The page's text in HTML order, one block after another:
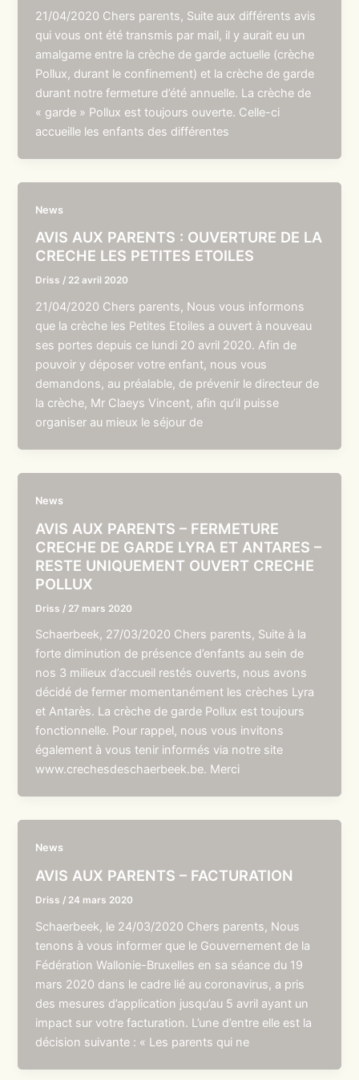
21/04/2020 Chers parents, Suite aux différents avis
qui vous ont été transmis par mail, il y aurait eu un
amalgame entre la crèche de garde actuelle (crèche
Pollux, durant le confinement) et la crèche de garde
durant notre fermeture d’été annuelle. La crèche de
« garde » Pollux est toujours ouverte. Celle-ci
accueille les enfants des différentes
News
AVIS AUX PARENTS : OUVERTURE DE LA
CRECHE LES PETITES ETOILES
Driss / 22 avril 2020
21/04/2020 Chers parents, Nous vous informons
que la crèche les Petites Etoiles a ouvert à nouveau
ses portes depuis ce lundi 20 avril 2020. Afin de
pouvoir y déposer votre enfant, nous vous
demandons, au préalable, de prévenir le directeur de
la crèche, Mr Claeys Vincent, afin qu’il puisse
organiser au mieux le séjour de
News
AVIS AUX PARENTS – FERMETURE
CRECHE DE GARDE LYRA ET ANTARES –
RESTE UNIQUEMENT OUVERT CRECHE
POLLUX
Driss / 27 mars 2020
Schaerbeek, 27/03/2020 Chers parents, Suite à la
forte diminution de présence d’enfants au sein de
nos 3 milieux d’accueil restés ouverts, nous avons
décidé de fermer momentanément les crèches Lyra
et Antarès. La crèche de garde Pollux est toujours
fonctionnelle. Pour rappel, nous vous invitons
également à vous tenir informés via notre site
www.crechesdeschaerbeek.be. Merci
News
AVIS AUX PARENTS – FACTURATION
Driss / 24 mars 2020
Schaerbeek, le 24/03/2020 Chers parents, Nous
tenons à vous informer que le Gouvernement de la
Fédération Wallonie-Bruxelles en sa séance du 19
mars 2020 dans le cadre lié au coronavirus, a pris
des mesures d’application jusqu’au 5 avril ayant un
impact sur votre facturation. L’une d’entre elle est la
décision suivante : « Les parents qui ne